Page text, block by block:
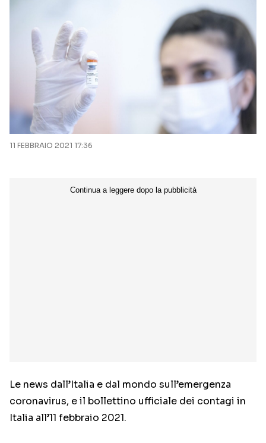
11 FEBBRAIO 2021 17:36
Le news dall’Italia e dal mondo sull’emergenza
coronavirus, e il bollettino ufficiale dei contagi in
Italia all’11 febbraio 2021.